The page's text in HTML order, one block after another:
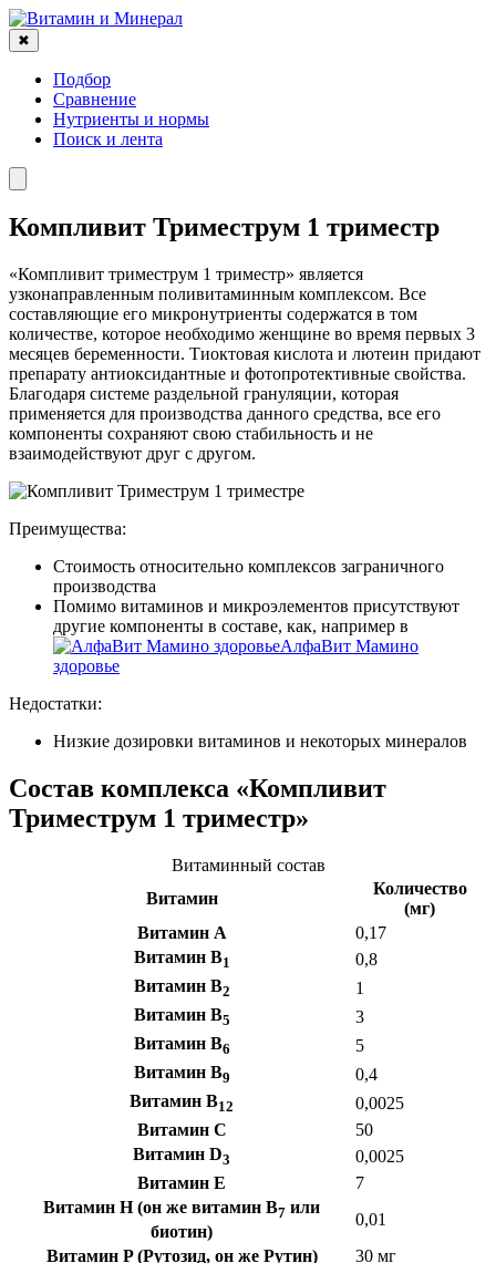
✖
Подбор
Сравнение
Нутриенты и нормы
Поиск и лента
Компливит Триместрум 1 триместр
«Компливит триместрум 1 триместр» является
узконаправленным поливитаминным комплексом. Все
составляющие его микронутриенты содержатся в том
количестве, которое необходимо женщине во время первых 3
месяцев беременности. Тиоктовая кислота и лютеин придают
препарату антиоксидантные и фотопротективные свойства.
Благодаря системе раздельной грануляции, которая
применяется для производства данного средства, все его
компоненты сохраняют свою стабильность и не
взаимодействуют друг с другом.
Преимущества:
Стоимость относительно комплексов заграничного
производства
Помимо витаминов и микроэлементов присутствуют
другие компоненты в составе, как, например в
АлфаВит Мамино
здоровье
Недостатки:
Низкие дозировки витаминов и некоторых минералов
Состав комплекса «Компливит
Триместрум 1 триместр»
Витаминный состав
Витамин
Количество
(мг)
Витамин А
0,17
Витамин B1
0,8
Витамин B2
1
Витамин B5
3
Витамин B6
5
Витамин B9
0,4
Витамин B12
0,0025
Витамин C
50
Витамин D3
0,0025
Витамин E
7
Витамин H (он же витамин B7 или
биотин)
0,01
Витамин P (Рутозид, он же Рутин)
30 мг